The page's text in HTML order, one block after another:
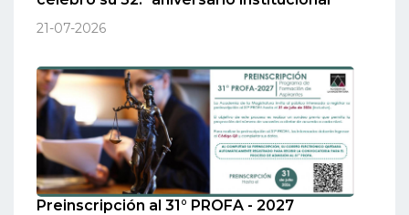
21-07-2026
Preinscripción al 31° PROFA - 2027